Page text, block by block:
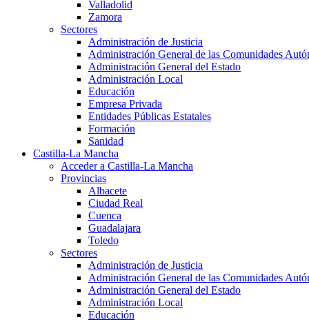
Valladolid
Zamora
Sectores
Administración de Justicia
Administración General de las Comunidades
Administración General del Estado
Administración Local
Educación
Empresa Privada
Entidades Públicas Estatales
Formación
Sanidad
Castilla-La Mancha
Acceder a Castilla-La Mancha
Provincias
Albacete
Ciudad Real
Cuenca
Guadalajara
Toledo
Sectores
Administración de Justicia
Administración General de las Comunidades
Administración General del Estado
Administración Local
Educación